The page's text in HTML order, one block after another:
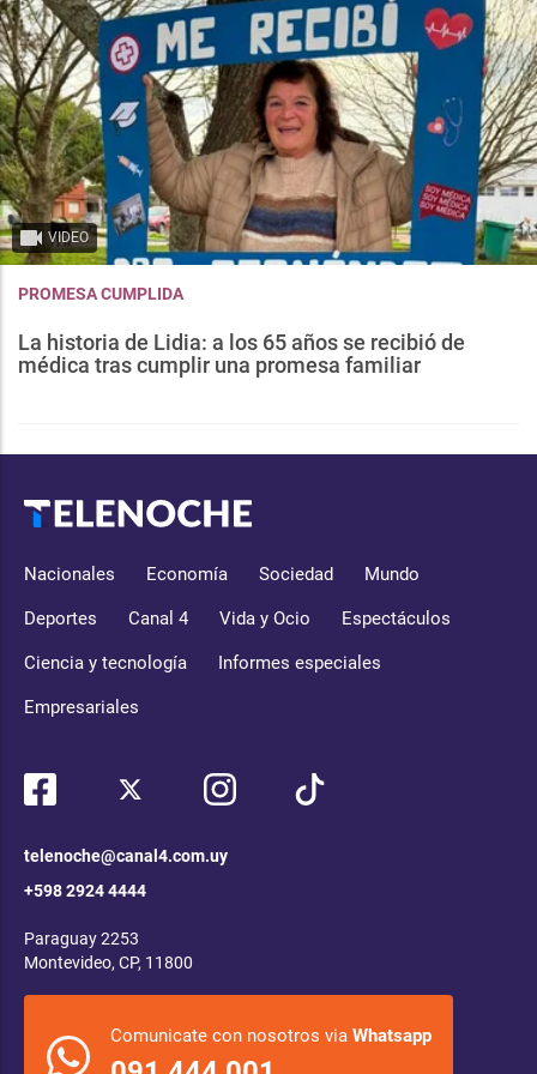
VIDEO
PROMESA CUMPLIDA
La historia de Lidia: a los 65 años se recibió de
médica tras cumplir una promesa familiar
Nacionales Economía Sociedad Mundo
Deportes Canal 4 Vida y Ocio Espectáculos
Ciencia y tecnología Informes especiales
Empresariales
telenoche@canal4.com.uy
+598 2924 4444
Paraguay 2253
Montevideo, CP, 11800
Comunicate con nosotros via Whatsapp